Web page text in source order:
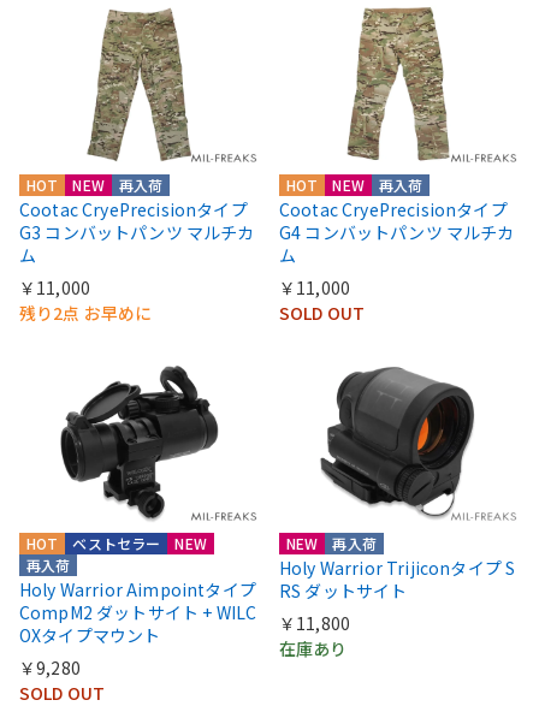
HOT NEW 再入荷
Cootac CryePrecisionタイプ
G3 コンバットパンツ マルチカ
ム
￥11,000
残り2点 お早めに
HOT NEW 再入荷
Cootac CryePrecisionタイプ
G4 コンバットパンツ マルチカ
ム
￥11,000
SOLD OUT
HOT
NEW
再入荷
ベストセラー
Holy Warrior Aimpointタイプ
CompM2 ダットサイト + WILC
OXタイプマウント
￥9,280
SOLD OUT
NEW 再入荷
Holy Warrior Trijiconタイプ S
RS ダットサイト
￥11,800
在庫あり